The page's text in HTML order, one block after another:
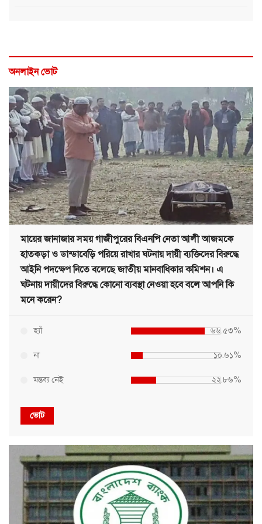
অনলাইন ভোট
মায়ের জানাজার সময় গাজীপুরের বিএনপি নেতা আলী আজমকে
হাতকড়া ও ডান্ডাবেড়ি পরিয়ে রাখার ঘটনায় দায়ী ব্যক্তিদের বিরুদ্ধে
আইনি পদক্ষেপ নিতে বলেছে জাতীয় মানবাধিকার কমিশন। এ
ঘটনায় দায়ীদের বিরুদ্ধে কোনো ব্যবস্থা নেওয়া হবে বলে আপনি কি
মনে করেন?
হ্যাঁ ৬৬.৫৩%
না ১০.৬১%
মন্তব্য নেই ২২.৮৬%
ভোট